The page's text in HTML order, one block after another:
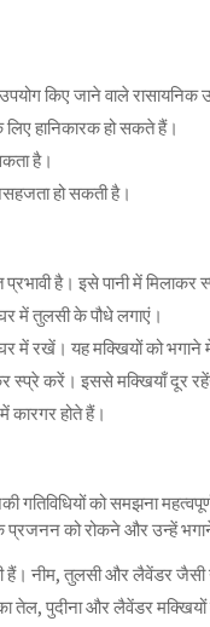
किए जाने वाले रासायनिक
लिए हानिकारक हो सकते हैं।
है।
हो सकती है।
है। इसे पानी में मिलाकर
में तुलसी के पौधे लगाएं।
में रखें। यह मक्खियों को भगाने
स्प्रे करें। इससे मक्खियाँ दूर
कारगर होते हैं।
गतिविधियों को समझना
प्रजनन को रोकने और उन्हें
हैं। नीम, तुलसी और लैवेंडर
तेल, पुदीना और लैवेंडर मक्खियों